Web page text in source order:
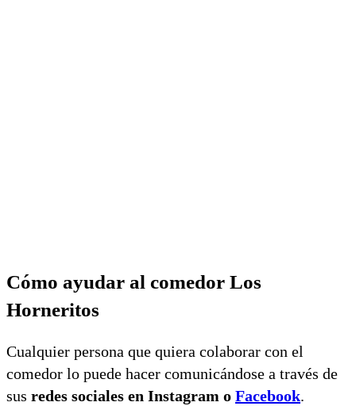
Cómo ayudar al comedor Los
Horneritos
Cualquier persona que quiera colaborar con el
comedor lo puede hacer comunicándose a través de
sus redes sociales en Instagram o Facebook.